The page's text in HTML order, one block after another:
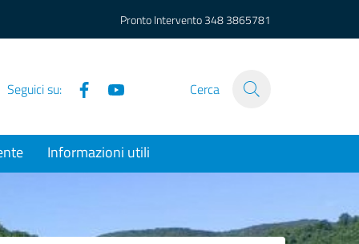
Pronto Intervento348 3865781
Seguici su: Facebook Cerca
Informazioni utili